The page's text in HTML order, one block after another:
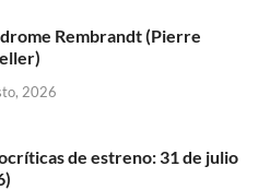
Rembrandt (Pierre
2026
de estreno: 31 de julio